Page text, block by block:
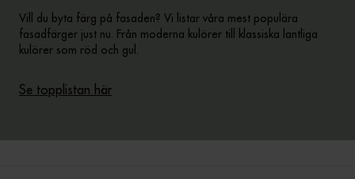
Vill du byta färg på fasaden? Vi listar våra mest populära
fasadfärger just nu. Från moderna kulörer till klassiska lantliga
kulörer som röd och gul.
Se topplistan här